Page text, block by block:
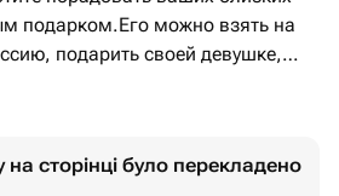
подарком.Его можно взять на
подарить своей девушке,
сестре или брату, подруге или
на сторінці було перекладено